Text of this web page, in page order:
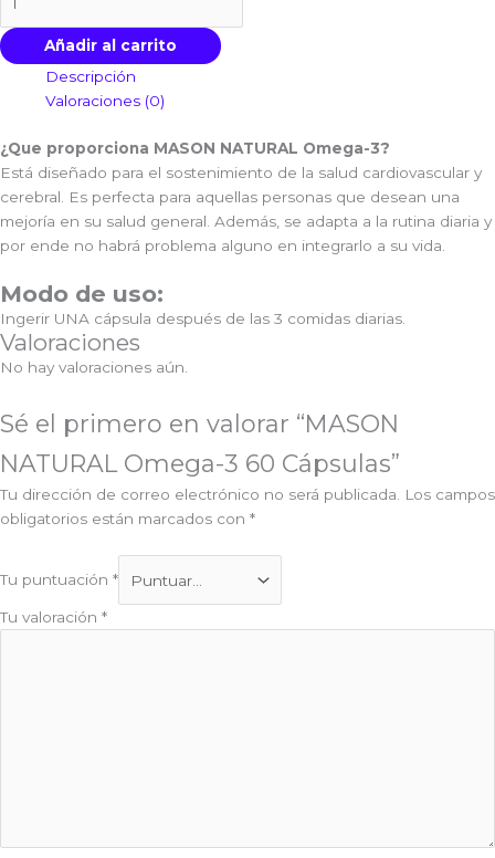
Añadir al carrito
Descripción
Valoraciones (0)
¿Que proporciona MASON NATURAL Omega-3?
Está diseñado para el sostenimiento de la salud cardiovascular y
cerebral. Es perfecta para aquellas personas que desean una
mejoría en su salud general. Además, se adapta a la rutina diaria y
por ende no habrá problema alguno en integrarlo a su vida.
Modo de uso:
Ingerir UNA cápsula después de las 3 comidas diarias.
Valoraciones
No hay valoraciones aún.
Sé el primero en valorar “MASON
NATURAL Omega-3 60 Cápsulas”
Tu dirección de correo electrónico no será publicada. Los campos
obligatorios están marcados con *
Tu puntuación *
Tu valoración *